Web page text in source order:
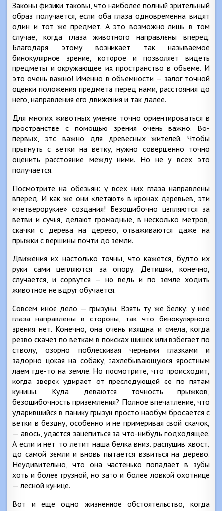
Законы физики таковы, что наиболее полный зрительный
образ получается, если оба глаза одновременна видят
один и тот же предмет. А это возможно лишь в том
случае, когда глаза животного направлены вперед.
Благодаря этому возникает так называемое
бинокулярное зрение, которое и позволяет видеть
предметы и окружающее их пространство в объеме. И
это очень важно! Именно в объемности — залог точной
оценки положения предмета перед нами, расстояния до
него, направления его движения и так далее.
Для многих животных умение точно ориентироваться в
пространстве с помощью зрения очень важно. Во-
первых, это важно для древесных жителей. Чтобы
прыгнуть с ветки на ветку, нужно совершенно точно
оценить расстояние между ними. Но не у всех это
получается.
Посмотрите на обезьян: у всех них глаза направлены
вперед. И как же они «летают» в кронах деревьев, эти
«четверорукие» создания! Безошибочно цепляются за
ветви и сучья, делают громадные, в несколько метров,
скачки с дерева на дерево, отваживаются даже на
прыжки с вершины почти до земли.
Движения их настолько точны, что кажется, будто их
руки сами цепляются за опору. Детишки, конечно,
случается, и сорвутся — но ведь и по земле ходить
животное не вдруг обучается.
Совсем иное дело — грызуны. Взять ту же белку: у нее
глаза направлены в стороны, так что бинокулярного
зрения нет. Конечно, она очень изящна и смела, когда
резво скачет по веткам в поисках шишек или взбегает по
стволу, озорно поблескивая черными глазками и
задорно цокая на собаку, захлебывающуюся яростным
лаем где-то на земле. Но посмотрите, что происходит,
когда зверек удирает от преследующей ее по пятам
куницы. Куда деваются точность прыжков,
безошибочность приземления? Полное впечатление, что
ударившийся в панику грызун просто наобум бросается с
ветки в бездну, особенно и не примеривая свой скачок,
— авось, удастся зацепиться за что-нибудь подходящее.
А если и нет, то летит наша белка вниз, распушив хвост,
до самой земли и вновь пытается взвиться на дерево.
Неудивительно, что она частенько попадает в зубы
хоть и более грузной, но зато и более ловкой охотнице
— лесной кунице.
Вот и еще одно жизненное обстоятельство, когда